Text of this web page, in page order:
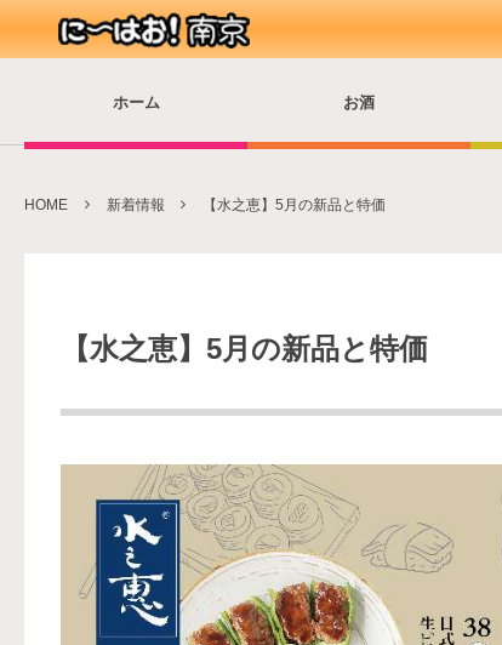
ホーム お酒
HOME 新着情報 【水之恵】5月の新品と特価
【水之恵】5月の新品と特価